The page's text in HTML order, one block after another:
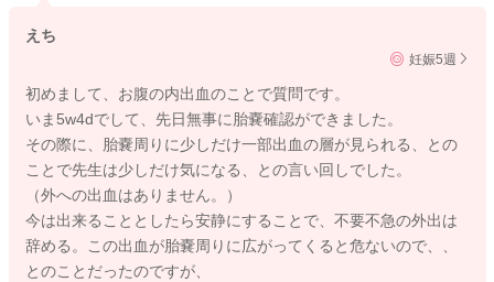
えち
妊娠5週
初めまして、お腹の内出血のことで質問です。
いま5w4dでして、先日無事に胎嚢確認ができました。
その際に、胎嚢周りに少しだけ一部出血の層が見られる、との
ことで先生は少しだけ気になる、との言い回しでした。
（外への出血はありません。）
今は出来ることとしたら安静にすることで、不要不急の外出は
辞める。この出血が胎嚢周りに広がってくると危ないので、、
とのことだったのですが、